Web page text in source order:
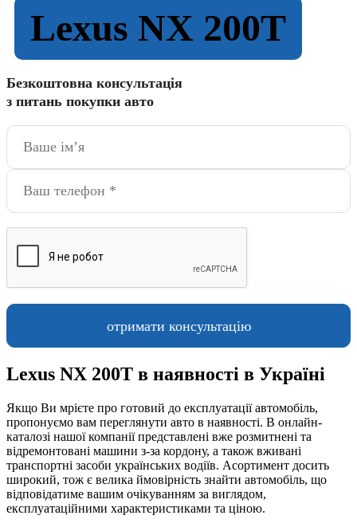
Lexus NX 200T
Безкоштовна консультація
з питань покупки авто
Lexus NX 200T в наявності в Україні
Якщо Ви мрієте про готовий до експлуатації автомобіль,
пропонуємо вам переглянути авто в наявності. В онлайн-
каталозі нашої компанії представлені вже розмитнені та
відремонтовані машини з-за кордону, а також вживані
транспортні засоби українських водіїв. Асортимент досить
широкий, тож є велика ймовірність знайти автомобіль, що
відповідатиме вашим очікуванням за виглядом,
експлуатаційними характеристиками та ціною.